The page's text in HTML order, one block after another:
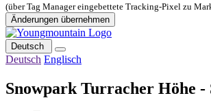
(über Tag Manager eingebettete Tracking-Pixel zu
Änderungen übernehmen
Deutsch
Deutsch Englisch
Snowpark Turracher Höhe -